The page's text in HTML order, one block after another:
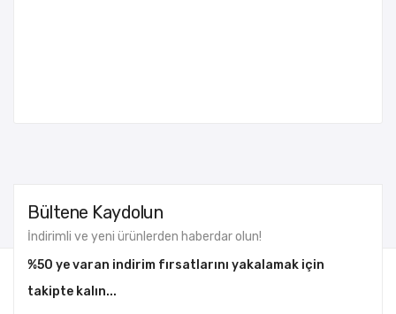
Bültene Kaydolun
İndirimli ve yeni ürünlerden haberdar olun!
%50 ye varan indirim fırsatlarını yakalamak için
takipte kalın...